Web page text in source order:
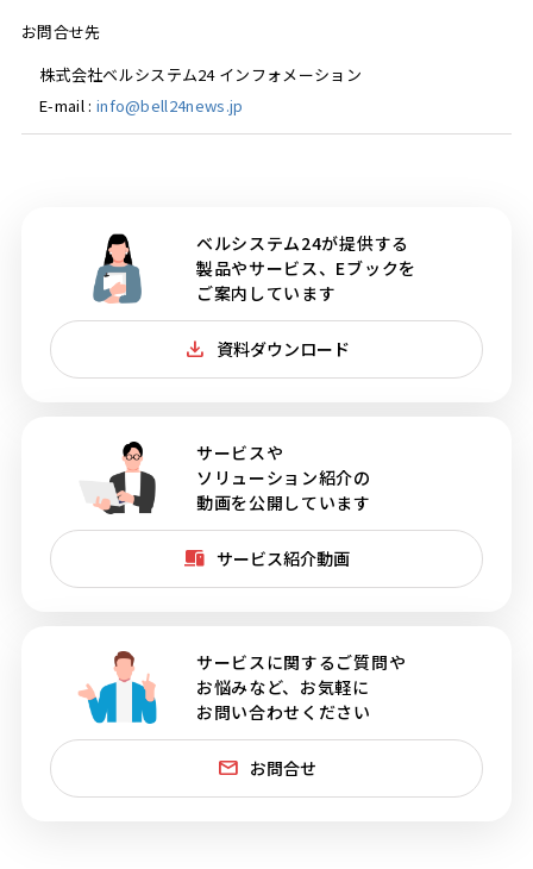
お問合せ先
株式会社ベルシステム24 インフォメーション
E-mail : info@bell24news.jp
ベルシステム24が提供する
製品やサービス、Eブックを
ご案内しています
資料ダウンロード
サービスや
ソリューション紹介の
動画を公開しています
サービス紹介動画
サービスに関するご質問や
お悩みなど、お気軽に
お問い合わせください
お問合せ